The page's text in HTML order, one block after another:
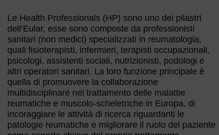
Le Health Professionals (HP) sono uno dei pilastri
dell’Eular, esse sono composte da professionisti
sanitari (non medici) specializzati in reumatologia,
quali fisioterapisti, infermieri, terapisti occupazionali,
psicologi, assistenti sociali, nutrizionisti, podologi e
altri operatori sanitari. La loro funzione principale è
quella di promuovere la collaborazione
multidisciplinare nel trattamento delle malattie
reumatiche e muscolo-scheletriche in Europa, di
incoraggiare le attività di ricerca riguardanti le
patologie reumatiche e migliorare il ruolo del paziente